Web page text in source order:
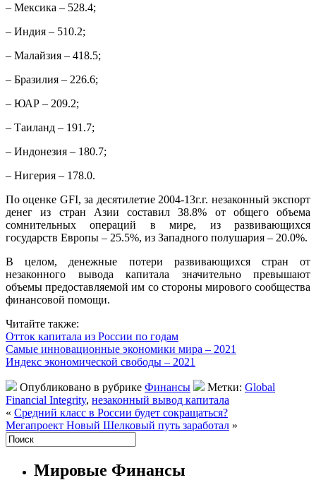
– Мексика – 528.4;
– Индия – 510.2;
– Малайзия – 418.5;
– Бразилия – 226.6;
– ЮАР – 209.2;
– Таиланд – 191.7;
– Индонезия – 180.7;
– Нигерия – 178.0.
По оценке GFI, за десятилетие 2004-13г.г. незаконный экспорт
денег из стран Азии составил 38.8% от общего объема
сомнительных операций в мире, из развивающихся
государств Европы – 25.5%, из Западного полушария – 20.0%.
В целом, денежные потери развивающихся стран от
незаконного вывода капитала значительно превышают
объемы предоставляемой им со стороны мирового сообщества
финансовой помощи.
Читайте также:
Отток капитала из России по годам
Самые инновационные экономики мира – 2021
Индекс экономической свободы – 2021
Опубликовано в рубрике Финансы Метки: Global
Financial Integrity, незаконный вывод капитала
« Средний класс в России будет сокращаться?
Мегапроект Новый Шелковый путь заработал »
Мировые Финансы